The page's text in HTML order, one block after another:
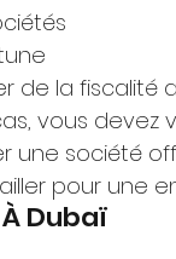
de la fiscalité
vous devez
une société
pour une
Dubaï